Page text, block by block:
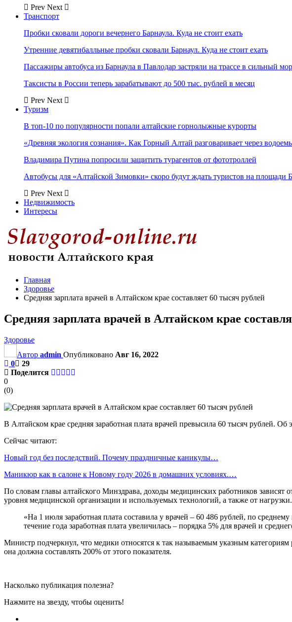
Prev Next
Транспорт
Пробки сковали дороги вечернего Барнаула. Куда не стоит ехать
Утренние девятибалльные пробки сковали Барнаул. Куда не стоит ехать
Пассажиры автобуса из Барнаула в Павлодар застряли на трассе в сильный
Таксисты в России теперь зарабатывают до 500 тыс. рублей в месяц
Prev Next
Туризм
В топ-10 по популярности попали алтайские горнолыжные курорты
«Древняя экология сознания». Как Горный Алтай разговаривает через
Владимира Путина попросили защитить турагентов от фототроллей
Автобусы для «Алтайской Зимовки» скоро будут ждать туристов на площади
Prev Next
Недвижимость
Интересы
Главная
Здоровье
Средняя зарплата врачей в Алтайском крае составляет 60 тысяч рублей
Средняя зарплата врачей в Алтайском крае
Здоровье
Автор admin Опубликовано Авг 16, 2022
0
29
Поделится
0
(0)
В Алтайском крае средняя заработная плата врачей превысила 60 тысяч рублей.
Сейчас читают:
Новый год без последствий. Почему праздничные каникулы…
Маникюр как в салоне к Новому году 2026 в домашних условиях.…
По словам главы алтайского Минздрава, доходы медицинских работников
уровня медицинской организации и используемых технологий, а также от нагрузки.
«На 1 июля заработная плата составила у врачей – 60 486 рублей, по
течение года заработная плата увеличилась – порядка 5% для врачей и
Министр подчеркнул, что медики относятся к так называемым указным
она должна составлять 200% от этого показателя.
Насколько публикация полезна?
Нажмите на звезду, чтобы оценить!